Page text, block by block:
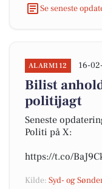
Se seneste
ALARM112 16-
Bilist
politijagt
Seneste
Politi på X:
https://t.co/
Kilde: Syd- og